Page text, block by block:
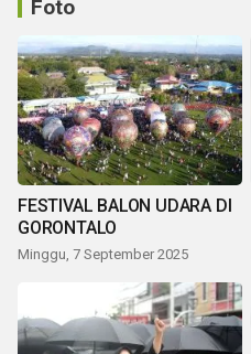
Foto
FESTIVAL BALON UDARA DI
GORONTALO
Minggu, 7 September 2025